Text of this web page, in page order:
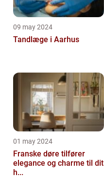
09 may 2024
Tandlæge i Aarhus
01 may 2024
Franske døre tilfører
elegance og charme til dit
h...